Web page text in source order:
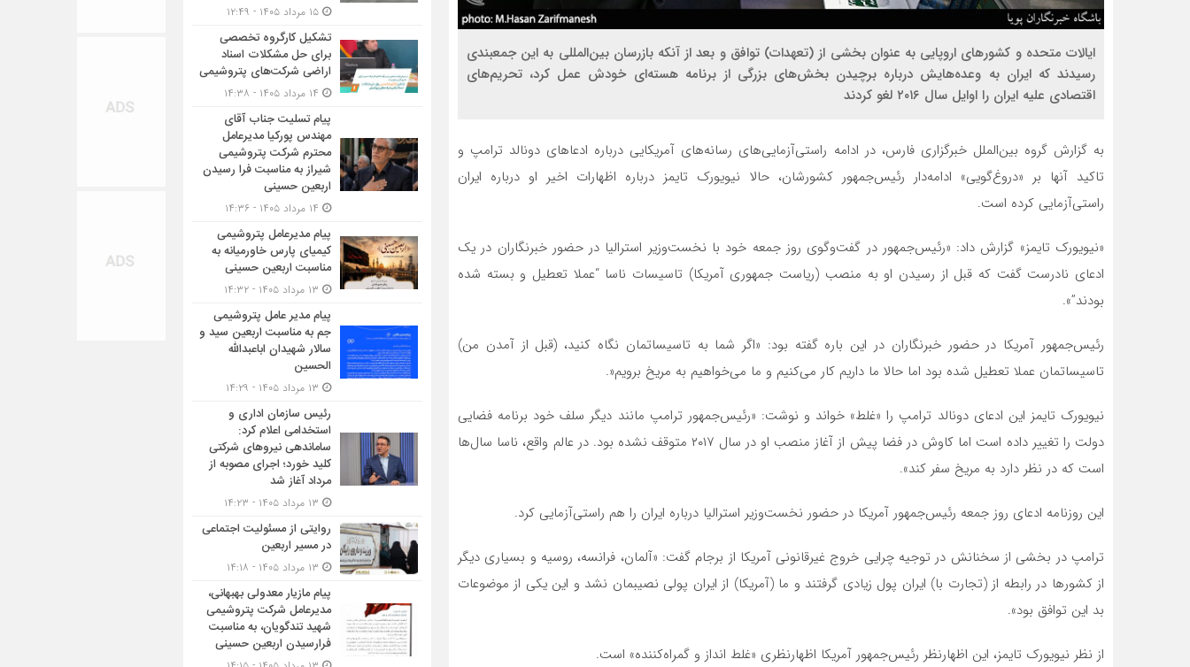
ایالات متحده و کشورهای اروپایی به عنوان بخشی از (تعهدات) توافق و بعد از آنکه بازرسان بین‌المللی به این جمعبندی
رسیدند که ایران به وعده‌هایش درباره برچیدن بخش‌های بزرگی از برنامه هسته‌ای خودش عمل کرد، تحریم‌های
اقتصادی علیه ایران را اوایل سال ۲۰۱۶ لغو کردند
به گزارش گروه بین‌الملل خبرگزاری فارس، در ادامه راستی‌‌آزمایی‌های رسانه‌های آمریکایی درباره ادعاهای دونالد ترامپ و
تاکید آنها بر «دروغ‌گویی‌» ادامه‌دار رئیس‌جمهور کشورشان، حالا نیویورک تایمز درباره اظهارات اخیر او درباره ایران
راستی‌آزمایی کرده است.
«نیویورک تایمز» گزارش داد: «رئیس‌جمهور در گفت‌و‌گوی روز جمعه خود با نخست‌وزیر استرالیا در حضور خبرنگاران در یک
ادعای نادرست گفت که قبل از رسیدن او به منصب (ریاست جمهوری آمریکا) تاسیسات ناسا “عملا تعطیل و بسته شده
بودند”».
رئیس‌جمهور آمریکا در حضور خبرنگاران در این باره گفته بود: «اگر شما به تاسیساتمان نگاه کنید، (قبل از آمدن من)
تاسیساتمان عملا تعطیل شده بود اما حالا ما داریم کار می‌کنیم و ما می‌خواهیم به مریخ برویم«.
نیویورک تایمز این ادعای دونالد ترامپ را «غلط» خواند و نوشت: «رئیس‌جمهور ترامپ مانند دیگر سلف خود برنامه فضایی
دولت را تغییر داده است اما کاوش در فضا پیش از آغاز منصب او در سال ۲۰۱۷ متوقف نشده بود. در عالم واقع، ناسا سال‌ها
است که در نظر دارد به مریخ سفر کند».
این روزنامه ادعای روز جمعه رئیس‌جمهور آمریکا در حضور نخست‌وزیر استرالیا درباره ایران را هم راستی‌آزمایی کرد.
ترامپ در بخشی از سخنانش در توجیه چرایی خروج غیرقانونی آمریکا از برجام گفت: «آلمان، فرانسه، روسیه و بسیاری دیگر
از کشورها در رابطه از (تجارت با) ایران پول زیادی گرفتند و ما (آمریکا) از ایران پولی نصیبمان نشد و این یکی از موضوعات
بد این توافق بود».
از نظر نیویورک تایمز، این اظهارنظر رئیس‌جمهور آمریکا اظهارنظری «غلط انداز و گمراه‌کننده» است.
تشکیل کارگروه تخصصی
برای حل مشکلات اسناد
اراضی شرکت‌های پتروشیمی
پیام تسلیت جناب آقای
مهندس پوركیا مدیرعامل
محترم شركت پتروشیمی
شیراز به مناسبت فرا رسیدن
اربعین حسینی
پیام مدیرعامل پتروشیمی
کیمیای پارس خاورمیانه به
مناسبت اربعین حسینی
پیام مدیر عامل پتروشیمی
جم به مناسبت اربعین سید و
سالار شهیدان اباعبدالله
الحسین
رئیس سازمان اداری و
استخدامی اعلام کرد:
ساماندهی نیروهای شرکتی
کلید خورد؛ اجرای مصوبه از
مرداد آغاز شد
روایتی از مسئولیت اجتماعی
در مسیر اربعین
پیام مازیار معدولی بهبهانی،
مدیرعامل شرکت پتروشیمی
شهید تندگویان، به مناسبت
فرارسیدن اربعین حسینی